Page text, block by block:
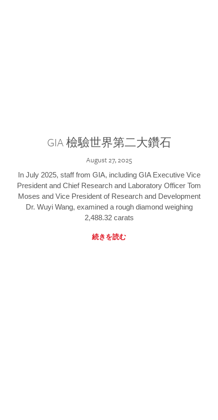
GIA 檢驗世界第二大鑽石
August 27, 2025
In July 2025, staff from GIA, including GIA Executive Vice
President and Chief Research and Laboratory Officer Tom
Moses and Vice President of Research and Development
Dr. Wuyi Wang, examined a rough diamond weighing
2,488.32 carats
続きを読む